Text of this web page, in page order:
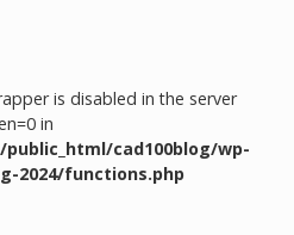
is disabled in the server
in
cad100blog/wp-
2024/functions.php